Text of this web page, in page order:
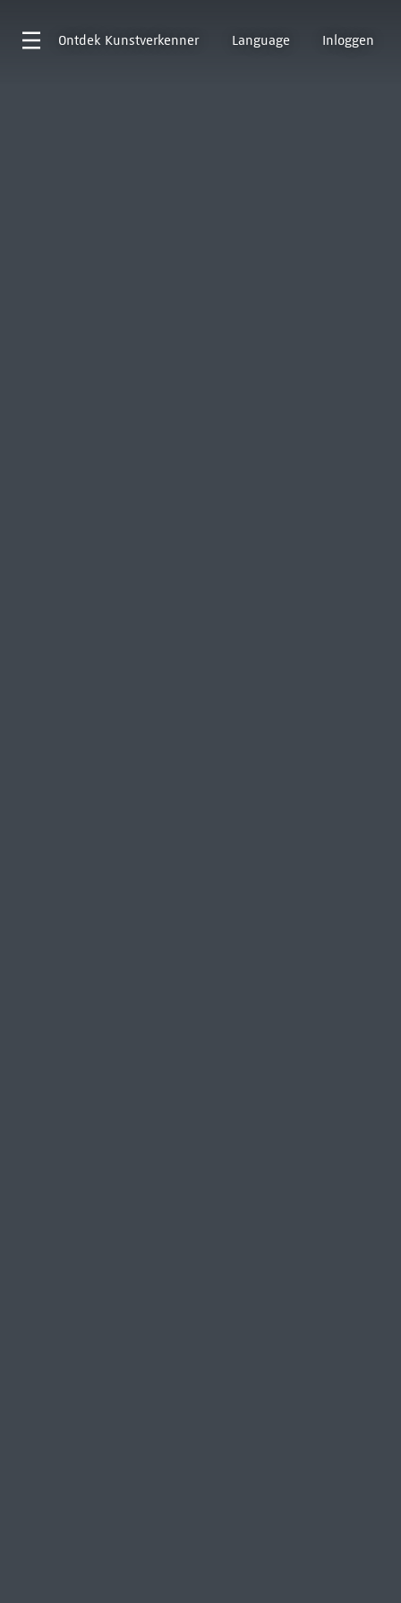
Ontdek Kunstverkenner Language Inloggen